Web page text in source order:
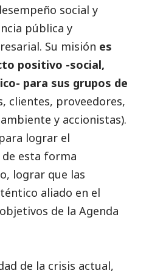
social y
pública y
Su misión es
positivo -social,
para sus grupos de
clientes, proveedores,
y accionistas).
lograr el
esta forma
lograr que las
aliado en el
de la Agenda
de la crisis actual,